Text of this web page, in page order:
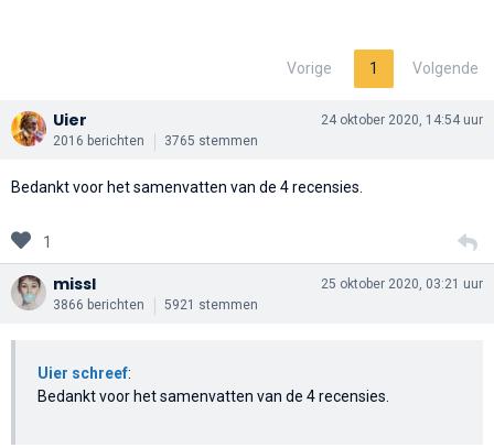
Vorige 1 Volgende
Uier
2016 berichten 3765 stemmen
24 oktober 2020, 14:54 uur
Bedankt voor het samenvatten van de 4 recensies.
1
missl
3866 berichten 5921 stemmen
25 oktober 2020, 03:21 uur
Uier schreef:
Bedankt voor het samenvatten van de 4 recensies.